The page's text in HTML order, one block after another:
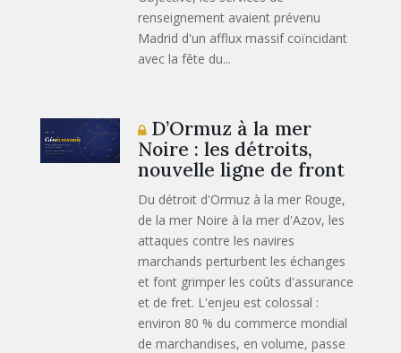
renseignement avaient prévenu
Madrid d'un afflux massif coïncidant
avec la fête du...
D’Ormuz à la mer
Noire : les détroits,
nouvelle ligne de front
Du détroit d'Ormuz à la mer Rouge,
de la mer Noire à la mer d'Azov, les
attaques contre les navires
marchands perturbent les échanges
et font grimper les coûts d'assurance
et de fret. L'enjeu est colossal :
environ 80 % du commerce mondial
de marchandises, en volume, passe